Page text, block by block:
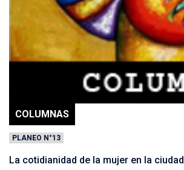
COLUMNAS
PLANEO N°13
La cotidianidad de la mujer en la ciudad